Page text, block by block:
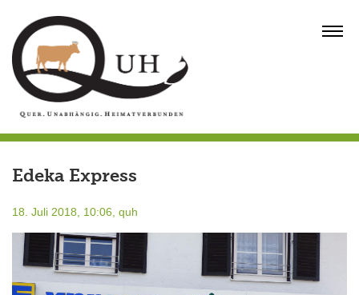
content
Edeka Express
18. Juli 2018, 10:06, quh